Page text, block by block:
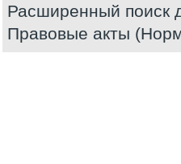
Расширенный поиск
Правовые акты